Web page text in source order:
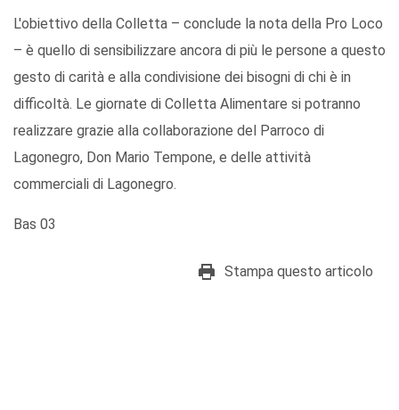
L'obiettivo della Colletta – conclude la nota della Pro Loco
– è quello di sensibilizzare ancora di più le persone a questo
gesto di carità e alla condivisione dei bisogni di chi è in
difficoltà. Le giornate di Colletta Alimentare si potranno
realizzare grazie alla collaborazione del Parroco di
Lagonegro, Don Mario Tempone, e delle attività
commerciali di Lagonegro.
Bas 03
Stampa questo articolo